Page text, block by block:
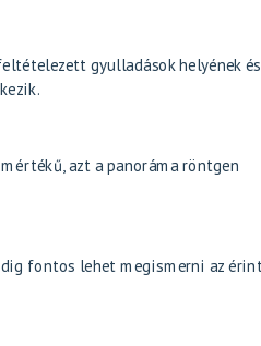
gyulladások helyének és
azt a panoráma röntgen
fontos lehet megismerni az